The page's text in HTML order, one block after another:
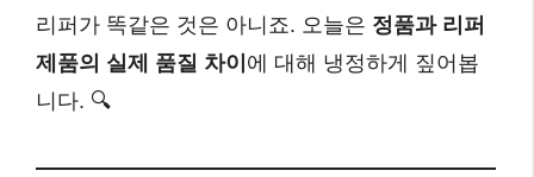
리퍼가 똑같은 것은 아니죠. 오늘은 정품과 리퍼
제품의 실제 품질 차이 에 대해 냉정하게 짚어봅
니다. 🔍